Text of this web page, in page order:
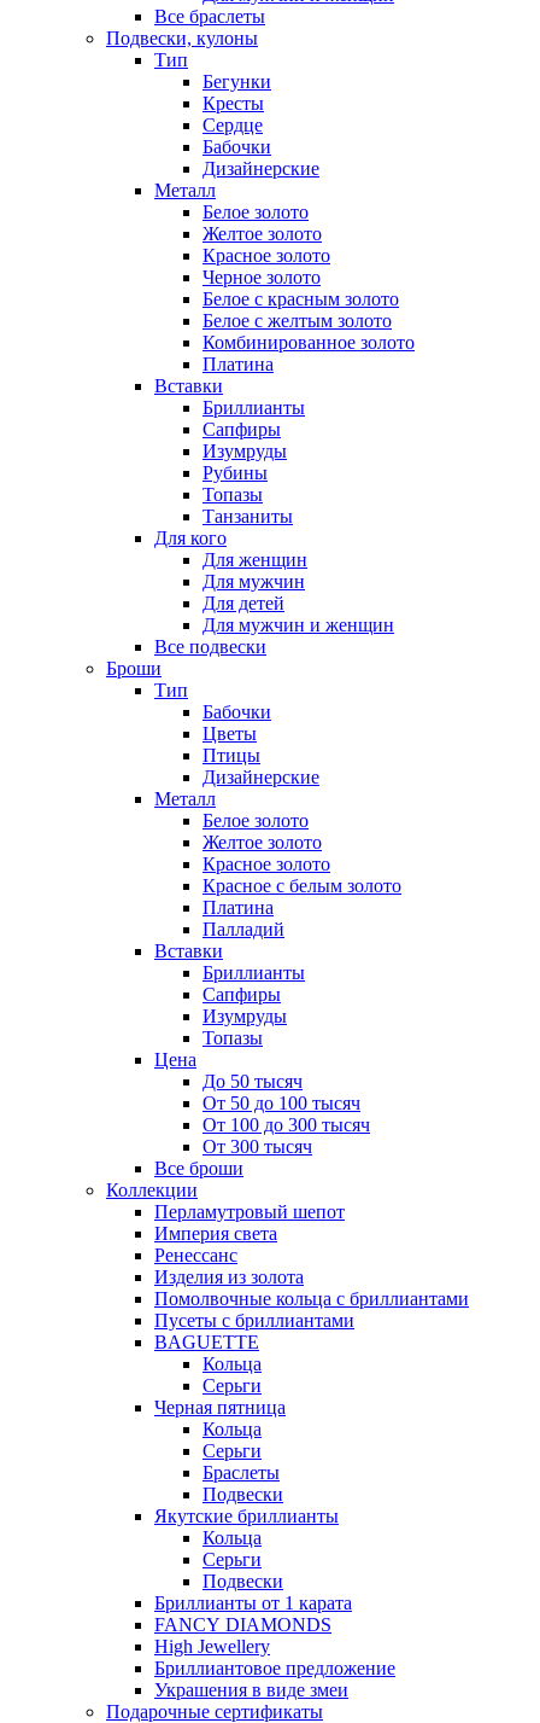
Все браслеты
Подвески, кулоны
Тип
Бегунки
Кресты
Сердце
Бабочки
Дизайнерские
Металл
Белое золото
Желтое золото
Красное золото
Черное золото
Белое с красным золото
Белое с желтым золото
Комбинированное золото
Платина
Вставки
Бриллианты
Сапфиры
Изумруды
Рубины
Топазы
Танзаниты
Для кого
Для женщин
Для мужчин
Для детей
Для мужчин и женщин
Все подвески
Броши
Тип
Бабочки
Цветы
Птицы
Дизайнерские
Металл
Белое золото
Желтое золото
Красное золото
Красное с белым золото
Платина
Палладий
Вставки
Бриллианты
Сапфиры
Изумруды
Топазы
Цена
До 50 тысяч
От 50 до 100 тысяч
От 100 до 300 тысяч
От 300 тысяч
Все броши
Коллекции
Перламутровый шепот
Империя света
Ренессанс
Изделия из золота
Помолвочные кольца с бриллиантами
Пусеты с бриллиантами
BAGUETTE
Кольца
Серьги
Черная пятница
Кольца
Серьги
Браслеты
Подвески
Якутские бриллианты
Кольца
Серьги
Подвески
Бриллианты от 1 карата
FANCY DIAMONDS
High Jewellery
Бриллиантовое предложение
Украшения в виде змеи
Подарочные сертификаты